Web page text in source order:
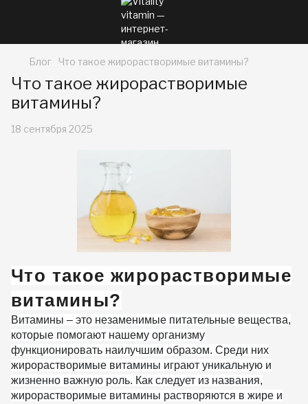
Блог Что такое жирорастворимые витамины?
Что такое жирорастворимые
витамины?
18 сентября 2025
Что такое жирорастворимые
витамины?
Витамины – это незаменимые питательные вещества,
которые помогают нашему организму
функционировать наилучшим образом. Среди них
жирорастворимые витамины играют уникальную и
жизненно важную роль. Как следует из названия,
жирорастворимые витамины растворяются в жире и